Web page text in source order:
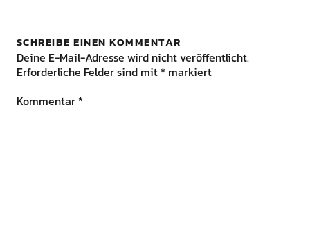
SCHREIBE EINEN KOMMENTAR
Deine E-Mail-Adresse wird nicht veröffentlicht.
Erforderliche Felder sind mit * markiert
Kommentar *